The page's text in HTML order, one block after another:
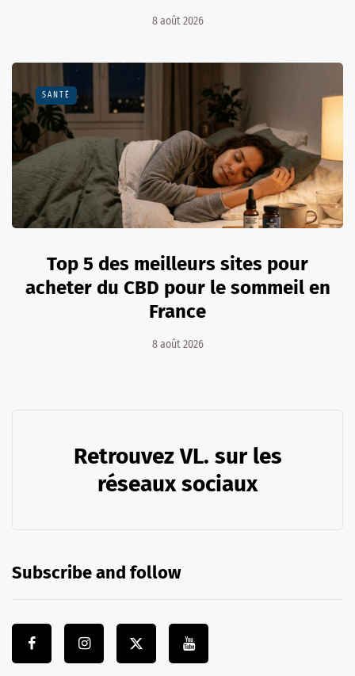
8 août 2026
SANTÉ
Top 5 des meilleurs sites pour
acheter du CBD pour le sommeil en
France
8 août 2026
Retrouvez VL. sur les
réseaux sociaux
Subscribe and follow